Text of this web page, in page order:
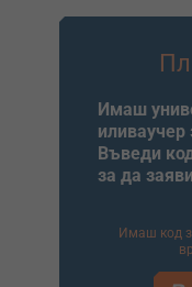
Имаш
иливаучер
Въведи
за да
Имаш код